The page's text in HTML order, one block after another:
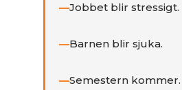
Jobbet blir stressigt.
Barnen blir sjuka.
Semestern kommer.